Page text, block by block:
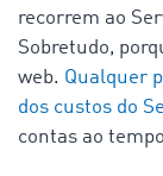
recorrem ao
Sobretudo,
web. Qualquer
dos custos do
contas ao